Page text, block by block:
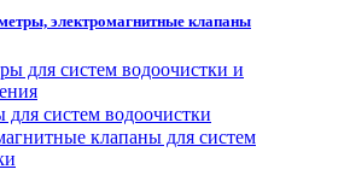
электромагнитные клапаны
для систем водоочистки и
для систем водоочистки
клапаны для систем